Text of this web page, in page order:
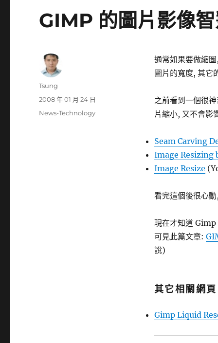
GIMP 的圖片影像
通常如果要做縮
圖片的寬度, 其它
之前看到一個很
片縮小, 又不會影
Seam Carving
Image Resizing
Image Resize
看完這個後很心
現在才知道
可見此篇文章:
說)
其它相關網頁
Gimp Liquid
作
Tsung
發
2008 年 01 月 24 日
分
News-Technology